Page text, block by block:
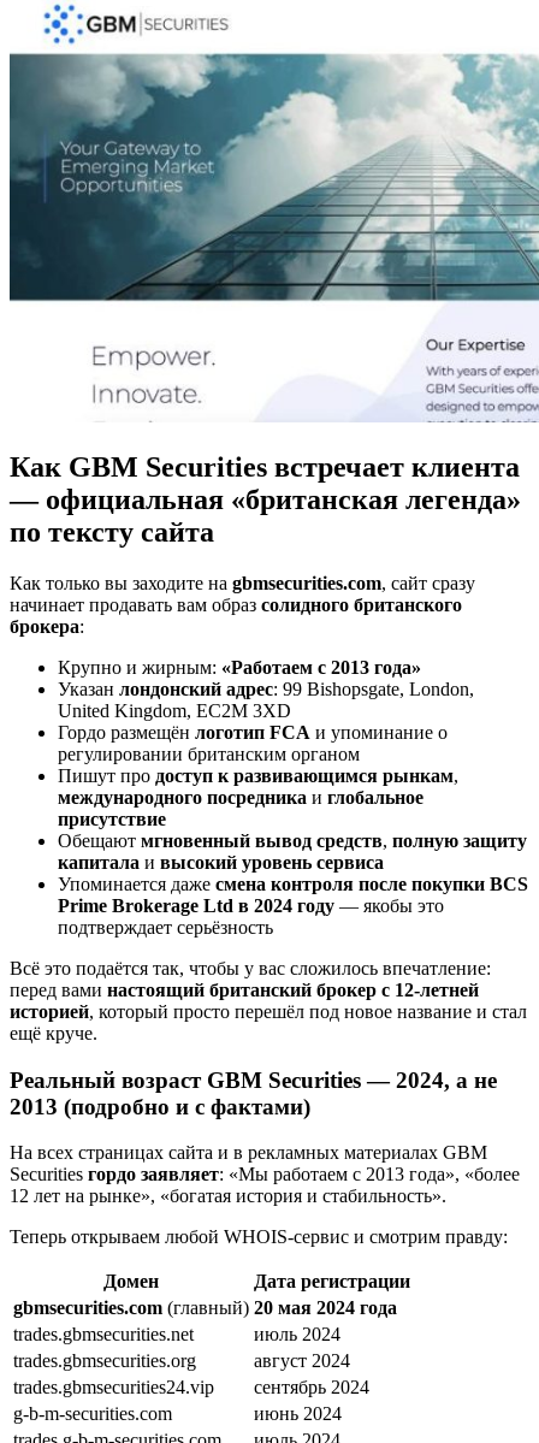
Как GBM Securities встречает клиента
— официальная «британская легенда»
по тексту сайта
Как только вы заходите на gbmsecurities.com, сайт сразу
начинает продавать вам образ солидного британского
брокера:
Крупно и жирным: «Работаем с 2013 года»
Указан лондонский адрес: 99 Bishopsgate, London,
United Kingdom, EC2M 3XD
Гордо размещён логотип FCA и упоминание о
регулировании британским органом
Пишут про доступ к развивающимся рынкам,
международного посредника и глобальное
присутствие
Обещают мгновенный вывод средств, полную защиту
капитала и высокий уровень сервиса
Упоминается даже смена контроля после покупки BCS
Prime Brokerage Ltd в 2024 году — якобы это
подтверждает серьёзность
Всё это подаётся так, чтобы у вас сложилось впечатление:
перед вами настоящий британский брокер с 12-летней
историей, который просто перешёл под новое название и стал
ещё круче.
Реальный возраст GBM Securities — 2024, а не
2013 (подробно и с фактами)
На всех страницах сайта и в рекламных материалах GBM
Securities гордо заявляет: «Мы работаем с 2013 года», «более
12 лет на рынке», «богатая история и стабильность».
Теперь открываем любой WHOIS-сервис и смотрим правду:
Домен
Дата регистрации
gbmsecurities.com (главный) 20 мая 2024 года
trades.gbmsecurities.net
июль 2024
trades.gbmsecurities.org
август 2024
trades.gbmsecurities24.vip
сентябрь 2024
g-b-m-securities.com
июнь 2024